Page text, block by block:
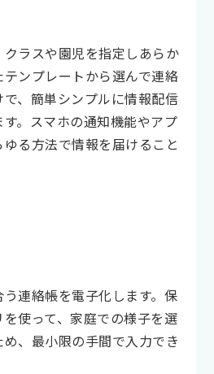
ラスや園児を指定しあらか
ンプレートから選んで連絡
、簡単シンプルに情報配信
。スマホの通知機能やアプ
る方法で情報を届けること
連絡帳を電子化します。保
使って、家庭での様子を選
、最小限の手間で入力でき